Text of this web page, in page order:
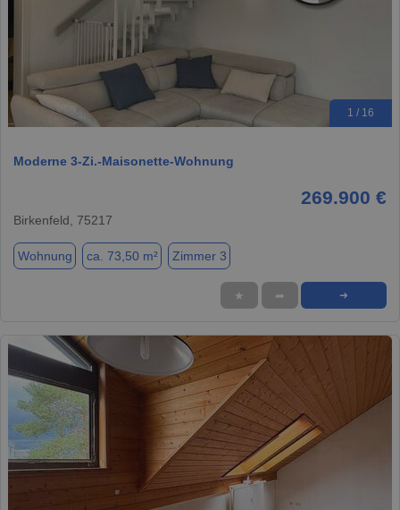
1 / 16
Moderne 3-Zi.-Maisonette-Wohnung
269.900 €
Birkenfeld, 75217
Wohnung ca. 73,50 m² Zimmer 3
★ ➦ ➜